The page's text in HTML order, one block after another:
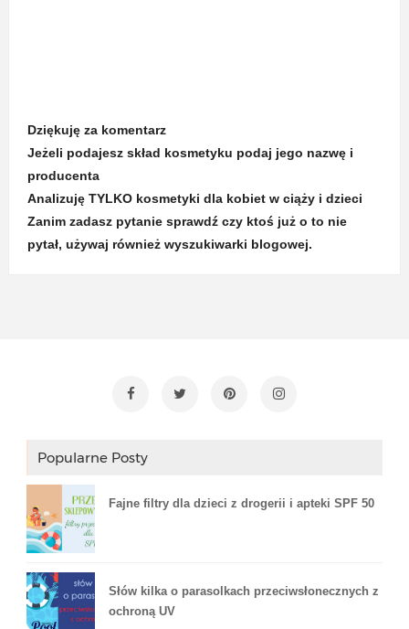
Dziękuję za komentarz
Jeżeli podajesz skład kosmetyku podaj jego nazwę i
producenta
Analizuję TYLKO kosmetyki dla kobiet w ciąży i dzieci
Zanim zadasz pytanie sprawdź czy ktoś już o to nie
pytał, używaj również wyszukiwarki blogowej.
Popularne Posty
Fajne filtry dla dzieci z drogerii i apteki SPF 50
Słów kilka o parasolkach przeciwsłonecznych z
ochroną UV